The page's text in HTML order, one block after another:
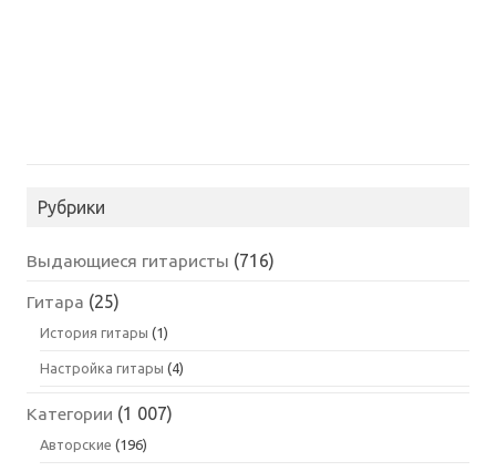
Рубрики
Выдающиеся гитаристы (716)
Гитара (25)
История гитары (1)
Настройка гитары (4)
Категории (1 007)
Авторские (196)